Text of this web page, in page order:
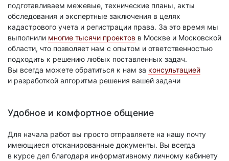
подготавливаем межевые, технические планы, акты
обследования и экспертные заключения в целях
кадастрового учета и регистрации права. За это время мы
выполнили многие тысячи проектов в Москве и Московской
области, что позволяет нам с опытом и ответственностью
подходить к решению любых поставленных задач.
Вы всегда можете обратиться к нам за консультацией
и разработкой алгоритма решения вашей задачи
Удобное и комфортное общение
Для начала работ вы просто отправляете на нашу почту
имеющиеся отсканированные документы. Вы всегда
в курсе дел благодаря информативному личному кабинету